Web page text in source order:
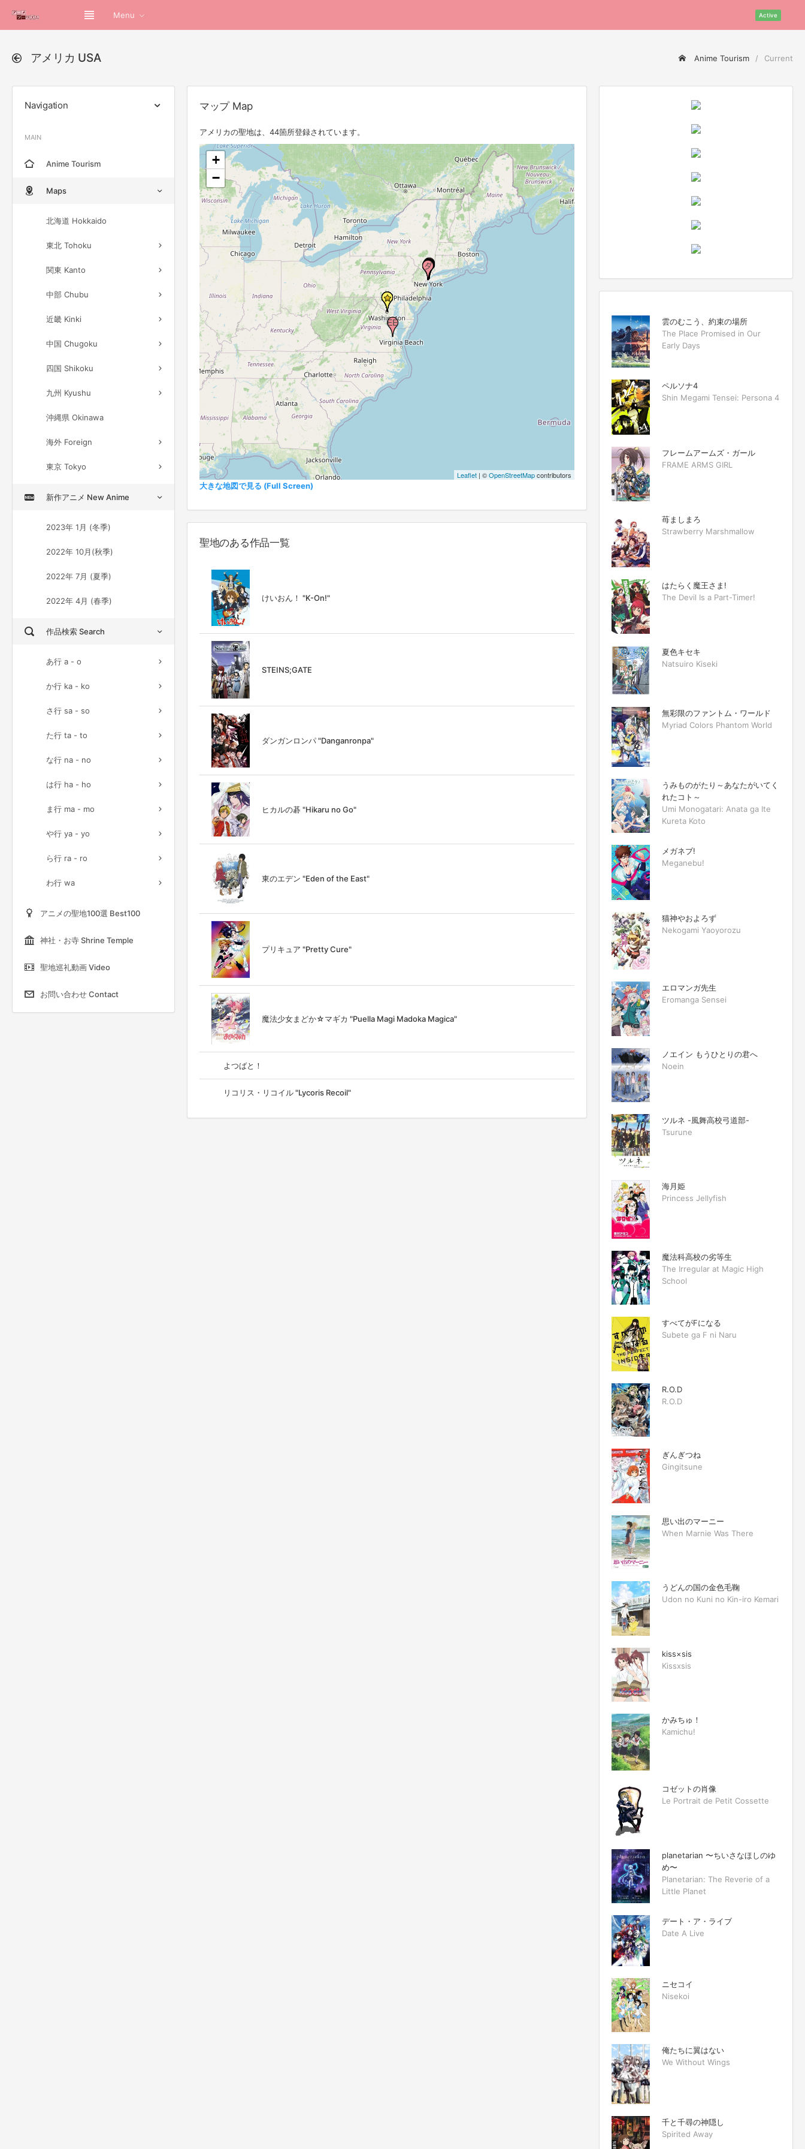
Menu Active
アメリカ USA Anime Tourism Current
Navigation
MAIN
Anime Tourism
Maps
北海道 Hokkaido
東北 Tohoku
関東 Kanto
中部 Chubu
近畿 Kinki
中国 Chugoku
四国 Shikoku
九州 Kyushu
沖縄県 Okinawa
海外 Foreign
東京 Tokyo
新作アニメ New Anime
2023年 1月 (冬季)
2022年 10月(秋季)
2022年 7月 (夏季)
2022年 4月 (春季)
作品検索 Search
あ行 a - o
か行 ka - ko
さ行 sa - so
た行 ta - to
な行 na - no
は行 ha - ho
ま行 ma - mo
や行 ya - yo
ら行 ra - ro
わ行 wa
アニメの聖地100選 Best100
神社・お寺 Shrine Temple
聖地巡礼動画 Video
お問い合わせ Contact
マップ Map
アメリカの聖地は、44箇所登録されています。
+
−
Leaflet | ©OpenStreetMapcontributors
大きな地図で見る (Full Screen)
聖地のある作品一覧
けいおん！ "K-On!"
STEINS;GATE
ダンガンロンパ "Danganronpa"
ヒカルの碁 "Hikaru no Go"
東のエデン "Eden of the East"
プリキュア "Pretty Cure"
魔法少女まどか☆マギカ "Puella Magi Madoka Magica"
よつばと！
リコリス・リコイル "Lycoris Recoil"
雲のむこう、約束の場所
The Place Promised in Our
Early Days
ペルソナ4
Shin Megami Tensei: Persona 4
フレームアームズ・ガール
FRAME ARMS GIRL
苺ましまろ
Strawberry Marshmallow
はたらく魔王さま!
The Devil Is a Part-Timer!
夏色キセキ
Natsuiro Kiseki
無彩限のファントム・ワールド
Myriad Colors Phantom World
うみものがたり～あなたがいてく
れたコト～
Umi Monogatari: Anata ga Ite
Kureta Koto
メガネブ!
Meganebu!
猫神やおよろず
Nekogami Yaoyorozu
エロマンガ先生
Eromanga Sensei
ノエイン もうひとりの君へ
Noein
ツルネ -風舞高校弓道部-
Tsurune
海月姫
Princess Jellyfish
魔法科高校の劣等生
The Irregular at Magic High
School
すべてがFになる
Subete ga F ni Naru
R.O.D
R.O.D
ぎんぎつね
Gingitsune
思い出のマーニー
When Marnie Was There
うどんの国の金色毛鞠
Udon no Kuni no Kin-iro Kemari
kiss×sis
Kissxsis
かみちゅ！
Kamichu!
コゼットの肖像
Le Portrait de Petit Cossette
planetarian 〜ちいさなほしのゆ
め〜
Planetarian: The Reverie of a
Little Planet
デート・ア・ライブ
Date A Live
ニセコイ
Nisekoi
俺たちに翼はない
We Without Wings
千と千尋の神隠し
Spirited Away